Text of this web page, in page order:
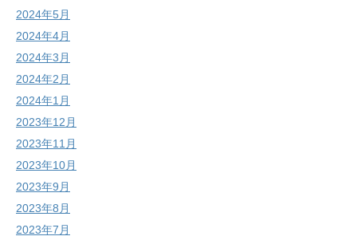
2024年5月
2024年4月
2024年3月
2024年2月
2024年1月
2023年12月
2023年11月
2023年10月
2023年9月
2023年8月
2023年7月